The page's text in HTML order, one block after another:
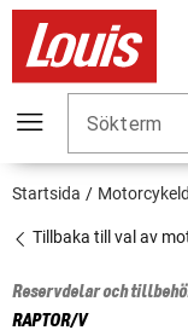
Sökterm
Startsida
Tillbaka till val av
Reservdelar och
RAPTOR/V